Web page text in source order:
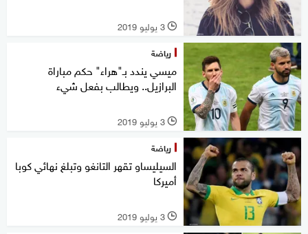
l 3 يوليو 2019
رياضة
ميسي يندد بـ"هراء" حكم مباراة
البرازيل.. ويطالب بفعل شيء
l 3 يوليو 2019
رياضة
السيليساو تقهر التانغو وتبلغ نهائي كوبا
أميركا
l 3 يوليو 2019